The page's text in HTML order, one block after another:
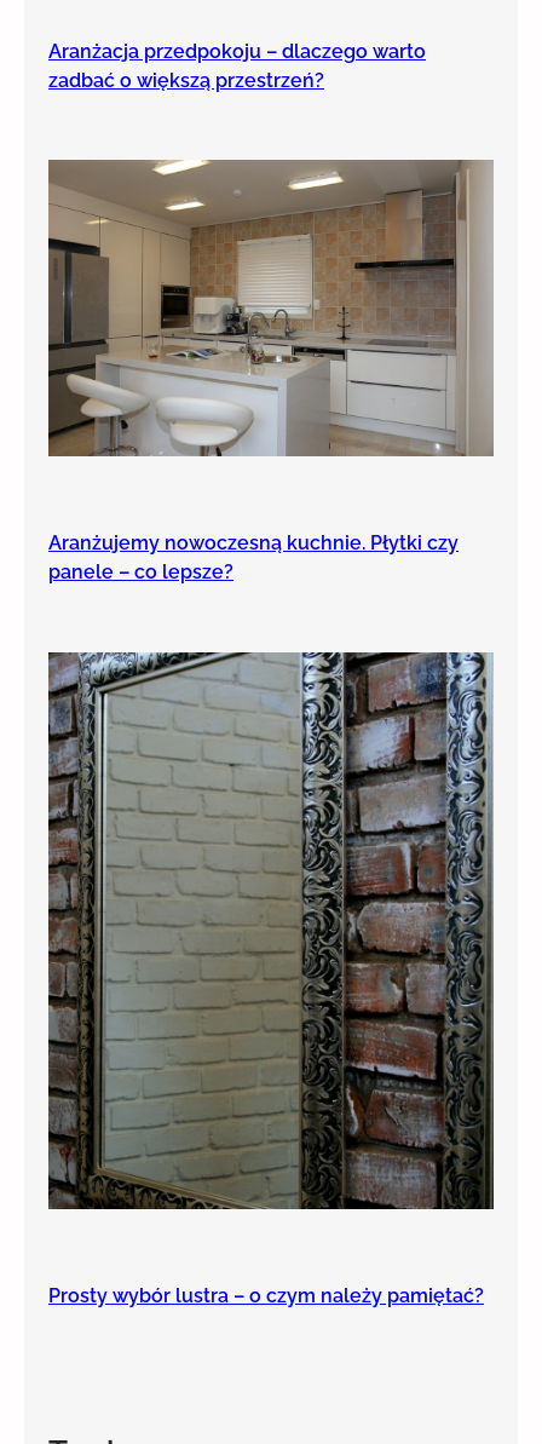
Aranżacja przedpokoju – dlaczego warto
zadbać o większą przestrzeń?
Aranżujemy nowoczesną kuchnie. Płytki czy
panele – co lepsze?
Prosty wybór lustra – o czym należy pamiętać?